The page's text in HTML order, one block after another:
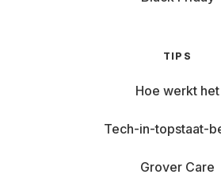
TIPS
Hoe werkt het
Tech-in-topstaat-
Grover Care